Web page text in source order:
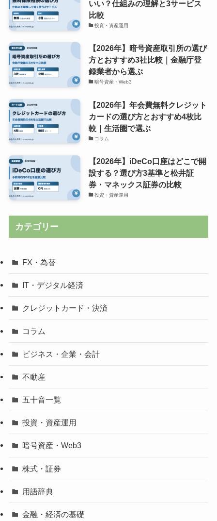
いい？仕組みの理解と3サービス
比較
投資・資産運用
【2026年】暗号資産取引所の選び
方とおすすめ3社比較｜金融庁登
録業者から選ぶ
暗号資産・Web3
【2026年】年会費無料クレジット
カードの選び方とおすすめ4枚比
較｜生活圏で選ぶ
コラム
【2026年】iDeCo口座はどこで開
設する？選び方3基準と松井証
券・マネックス証券の比較
投資・資産運用
カテゴリー
FX・為替
IT・デジタル経済
クレジットカード・決済
コラム
ビジネス・企業・会計
不動産
五十音一覧
投資・資産運用
暗号資産・Web3
株式・証券
用語辞典
金融・経済の基礎